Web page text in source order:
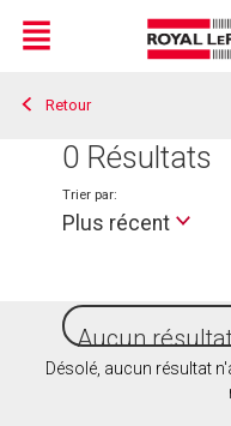
Live
En Direct
Menu
Retour
0 Résultats
Trier par:
Plus récent
Aucun
Désolé, aucun résultat